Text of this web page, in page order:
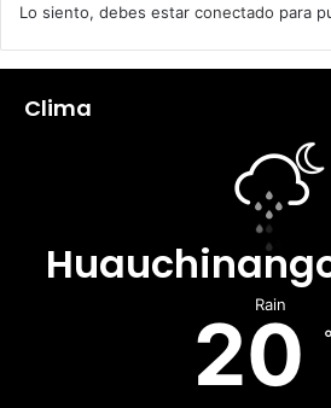
Lo siento, debes estar conectado para
Clima
Rain
20